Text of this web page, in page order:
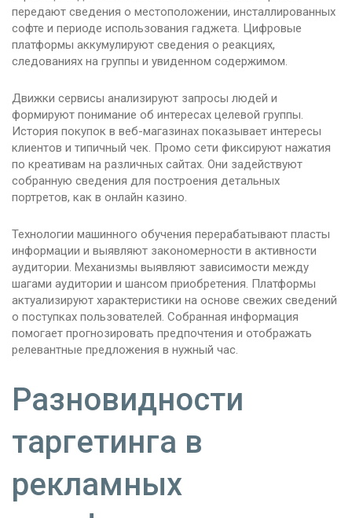
передают сведения о местоположении, инсталлированных
софте и периоде использования гаджета. Цифровые
платформы аккумулируют сведения о реакциях,
следованиях на группы и увиденном содержимом.
Движки сервисы анализируют запросы людей и
формируют понимание об интересах целевой группы.
История покупок в веб-магазинах показывает интересы
клиентов и типичный чек. Промо сети фиксируют нажатия
по креативам на различных сайтах. Они задействуют
собранную сведения для построения детальных
портретов, как в онлайн казино.
Технологии машинного обучения перерабатывают пласты
информации и выявляют закономерности в активности
аудитории. Механизмы выявляют зависимости между
шагами аудитории и шансом приобретения. Платформы
актуализируют характеристики на основе свежих сведений
о поступках пользователей. Собранная информация
помогает прогнозировать предпочтения и отображать
релевантные предложения в нужный час.
Разновидности
таргетинга в
рекламных